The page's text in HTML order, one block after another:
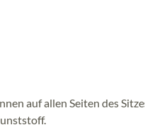
auf allen Seiten des